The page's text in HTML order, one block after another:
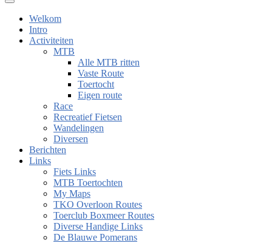
Welkom
Intro
Activiteiten
MTB
Alle MTB ritten
Vaste Route
Toertocht
Eigen route
Race
Recreatief Fietsen
Wandelingen
Diversen
Berichten
Links
Fiets Links
MTB Toertochten
My Maps
TKO Overloon Routes
Toerclub Boxmeer Routes
Diverse Handige Links
De Blauwe Pomerans